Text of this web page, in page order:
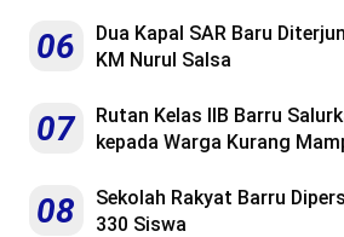
06
Dua Kapal SAR Baru
KM Nurul Salsa
07
Rutan Kelas IIB Barru
kepada Warga Kurang
08
Sekolah Rakyat Barru
330 Siswa